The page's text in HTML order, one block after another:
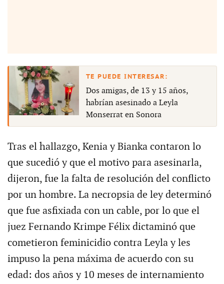
Dos amigas, de 13 y 15 años,
habrían asesinado a Leyla
Monserrat en Sonora
Tras el hallazgo, Kenia y Bianka contaron lo
que sucedió y que el motivo para asesinarla,
dijeron, fue la falta de resolución del conflicto
por un hombre. La necropsia de ley determinó
que fue asfixiada con un cable, por lo que el
juez Fernando Krimpe Félix dictaminó que
cometieron feminicidio contra Leyla y les
impuso la pena máxima de acuerdo con su
edad: dos años y 10 meses de internamiento